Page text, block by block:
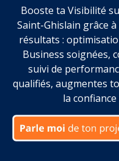
Booste ta Visibilité
Saint-Ghislain grâce
résultats :
Business soignées,
suivi de
qualifiés, augmentes
la